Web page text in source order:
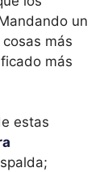
un
más
más
estas